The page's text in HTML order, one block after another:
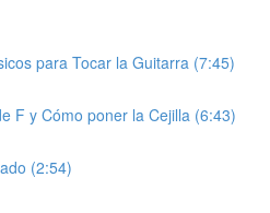
para Tocar la Guitarra (7:45)
F y Cómo poner la Cejilla (6:43)
(2:54)